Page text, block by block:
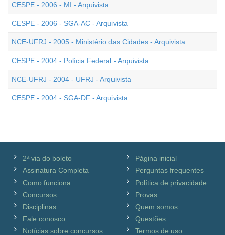
CESPE - 2006 - MI - Arquivista
CESPE - 2006 - SGA-AC - Arquivista
NCE-UFRJ - 2005 - Ministério das Cidades - Arquivista
CESPE - 2004 - Polícia Federal - Arquivista
NCE-UFRJ - 2004 - UFRJ - Arquivista
CESPE - 2004 - SGA-DF - Arquivista
2ª via do boleto
Assinatura Completa
Como funciona
Concursos
Disciplinas
Fale conosco
Notícias sobre concursos
Página inicial
Perguntas frequentes
Política de privacidade
Provas
Quem somos
Questões
Termos de uso